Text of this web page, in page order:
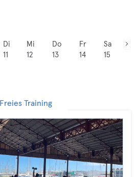
Di
11
Mi
12
Do
13
Fr
14
Sa
15
Freies Training